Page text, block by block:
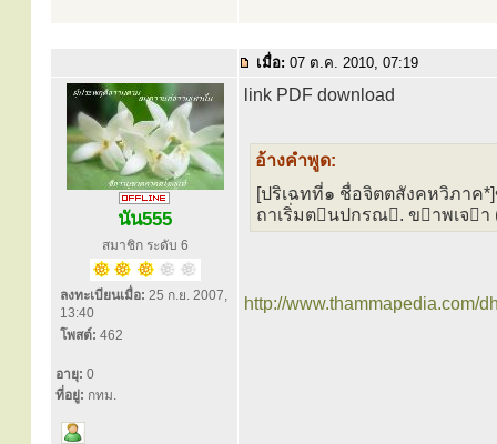
เมื่อ: 07 ต.ค. 2010, 07:19
นัน555
สมาชิก ระดับ 6
ลงทะเบียนเมื่อ: 25 ก.ย. 2007,
13:40
โพสต์: 462
อายุ: 0
ที่อยู่: กทม.
link PDF download
อ้างคำพูด:
[ปริเฉทที่๑ ชื่อจิตตสังคหวิภาค
ถาเริ่มตนปกรณ. ขาพเจ
http://www.thammapedia.com/